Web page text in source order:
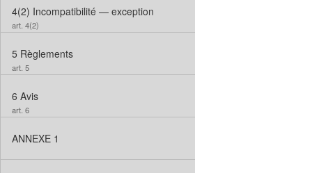
4(2) Incompatibilité — exception
art. 4(2)
5 Règlements
art. 5
6 Avis
art. 6
ANNEXE 1